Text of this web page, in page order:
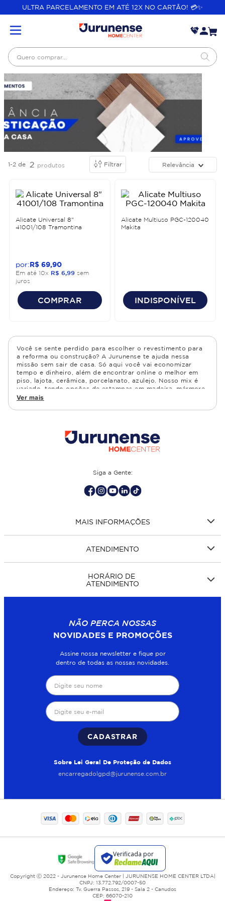
ULTRA PARCELAMENTO EM ATÉ 12X NO CARTÃO! 💳✨
Quero comprar...
1-2 de 2 produtos Filtrar Relevância
Alicate Universal 8"
41001/108 Tramontina
R$ 69 90
Em até 10x R$ 6 99 sem
juros
COMPRAR
Alicate Multiuso PGC-120040
Makita
INDISPONÍVEL
Você se sente perdido para escolher o revestimento para
a reforma ou construção? A Jurunense te ajuda nessa
missão sem sair de casa. Só aqui você vai economizar
tempo e dinheiro, além de encontrar online o melhor em
piso, lajota, cerâmica, porcelanato, azulejo. Nosso mix é
variado, tendo opções de estampas em madeira, mármore,
granito, cimento, geométrico, e muito mais Confira as
cozinha, quarto, sala de estar.
Ver mais
Siga a Gente:
MAIS INFORMAÇÕES
ATENDIMENTO
HORÁRIO DE
ATENDIMENTO
NÃO PERCA NOSSAS
NOVIDADES E PROMOÇÕES
Assine nossa newsletter e fique por
dentro de todas as nossas novidades.
CADASTRAR
Sobre Lei Geral De Proteção de Dados
encarregadolgpd@jurunense.com.br
Copyright Ⓒ 2022 - Jurunense Home Center | JURUNENSE HOME CENTER LTDA|
CNPJ: 13.772.792/0007-50
Endereço: Tv. Guerra Passos, 219 - Sala 2 - Canudos
CEP: 66070-210